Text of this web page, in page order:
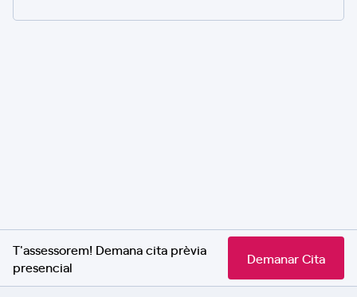
T'assessorem! Demana cita prèvia
presencial
Demanar Cita